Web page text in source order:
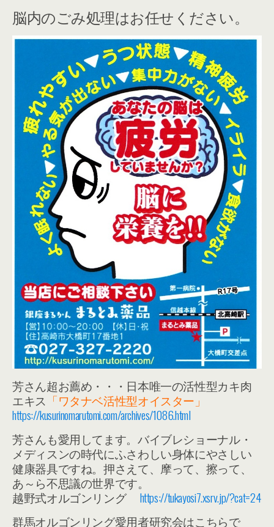
脳内のごみ処理はお任せください。
芳さん超お薦め・・・日本唯一の活性型カキ肉
エキス 「ワタナベ活性型オイスター」
https://kusurinomarutomi.com/archives/1086.html
芳さんも愛用してます。バイブレショーナル・
メディスンの時代にふさわしい身体にやさしい
健康器具ですね。押さえて、摩って、擦って、
あ～ら不思議の世界です。
越野式オルゴンリング https://tukayosi7.xsrv.jp/?cat=24
群馬オルゴンリング愛用者研究会はこちらで